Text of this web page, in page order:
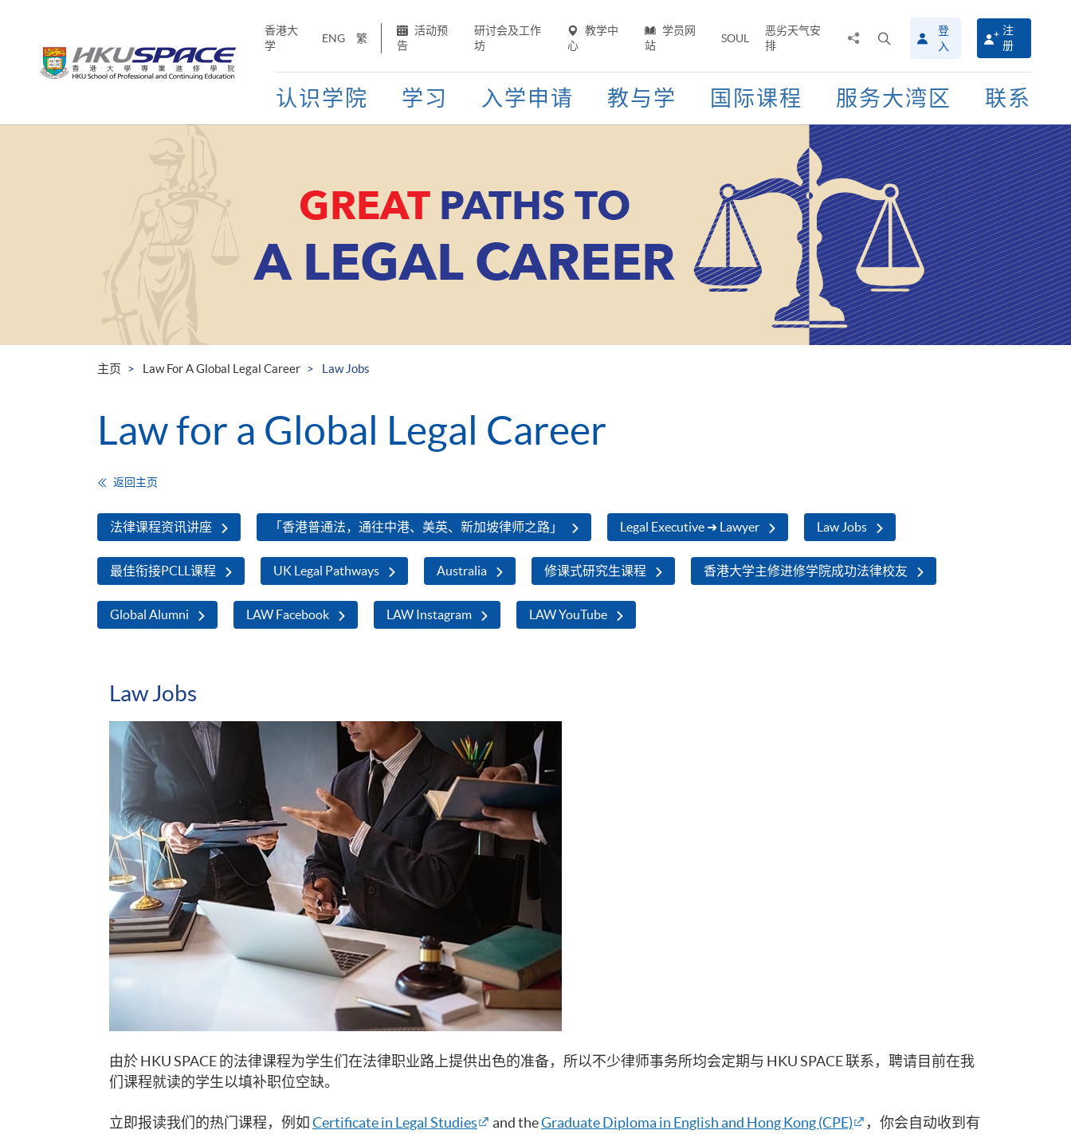
香港大
学
ENG 繁
活动预
告
研讨会及工作
坊
教学中
心
学员网
站
SOUL
恶劣天气安
排
搜
寻
介
面
登
入
注
册
认识学院 学习 入学申请 教与学 国际课程 服务大湾区 联系
主页 Law For A Global Legal Career Law Jobs
Law for a Global Legal Career
返回主页
法律课程资讯讲座 「香港普通法，通往中港、美英、新加坡律师之路」 Legal Executive ➜ Lawyer Law Jobs
最佳衔接PCLL课程 UK Legal Pathways Australia 修课式研究生课程 香港大学主修进修学院成功法律校友
Global Alumni LAW Facebook LAW Instagram LAW YouTube
Law Jobs
由於 HKU SPACE 的法律课程为学生们在法律职业路上提供出色的准备，所以不少律师事务所均会定期与 HKU SPACE 联系，聘请目前在我
们课程就读的学生以填补职位空缺。
立即报读我们的热门课程，例如 Certificate in Legal Studies and theGraduate Diploma in English and Hong Kong (CPE)
，你会自动收到有